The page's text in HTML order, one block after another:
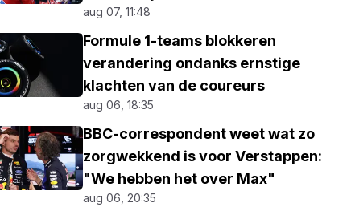
aug 07, 11:48
Formule 1-teams blokkeren
verandering ondanks ernstige
klachten van de coureurs
aug 06, 18:35
BBC-correspondent weet wat zo
zorgwekkend is voor Verstappen:
"We hebben het over Max"
aug 06, 20:35